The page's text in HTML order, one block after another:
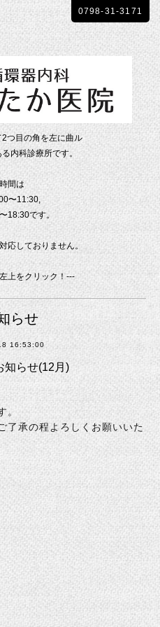
つ目の角を左に曲ル
内科診療所です。
間は
〜11:30,
18:30です。
応しておりません。
上をクリック！---
0798-31-3171
らせ
16:53:00
知らせ(12月)
。
了承の程よろしくお願いいた